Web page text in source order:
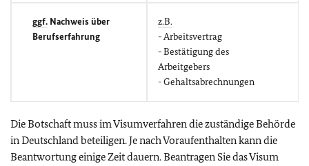
ggf. Nachweis über
Berufserfahrung
z.B.
- Arbeitsvertrag
- Bestätigung des
Arbeitgebers
- Gehaltsabrechnungen
Die Botschaft muss im Visumverfahren die zuständige Behörde
in Deutschland beteiligen. Je nach Voraufenthalten kann die
Beantwortung einige Zeit dauern. Beantragen Sie das Visum